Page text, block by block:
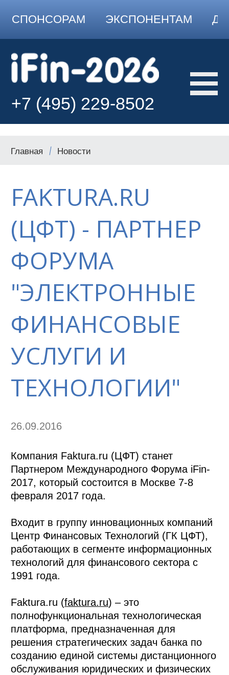
СПОНСОРАМ ЭКСПОНЕНТАМ
+7 (495) 229-8502
Главная Новости
FAKTURA.RU
(ЦФТ) - ПАРТНЕР
ФОРУМА
"ЭЛЕКТРОННЫЕ
ФИНАНСОВЫЕ
УСЛУГИ И
ТЕХНОЛОГИИ"
26.09.2016
Компания Faktura.ru (ЦФТ) станет
Партнером Международного Форума iFin-
2017, который состоится в Москве 7-8
февраля 2017 года.
Входит в группу инновационных компаний
Центр Финансовых Технологий (ГК ЦФТ),
работающих в сегменте информационных
технологий для финансового сектора с
1991 года.
Faktura.ru (faktura.ru) – это
полнофункциональная технологическая
платформа, предназначенная для
решения стратегических задач банка по
созданию единой системы дистанционного
обслуживания юридических и физических